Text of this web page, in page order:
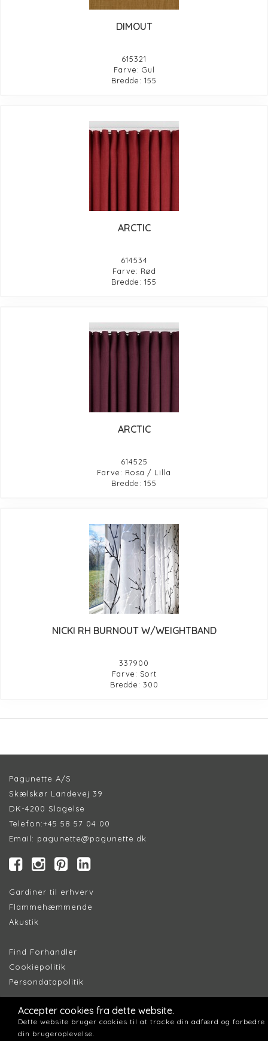
DIMOUT
615321
Farve: Gul
Bredde: 155
ARCTIC
614534
Farve: Rød
Bredde: 155
ARCTIC
614525
Farve: Rosa / Lilla
Bredde: 155
NICKI RH BURNOUT W/WEIGHTBAND
337900
Farve: Sort
Bredde: 300
Pagunette A/S
Skælskør Landevej 39
DK-4200 Slagelse
Telefon:+45 58 57 04 00
Email: pagunette@pagunette.dk
Gardiner til erhverv
Flammehæmmende
Akustik
Find Forhandler
Cookiepolitik
Persondatapolitik
Accepter cookies fra dette website.
Dette website bruger cookies til at tracke din adfærd og forbedre
din brugeroplevelse.